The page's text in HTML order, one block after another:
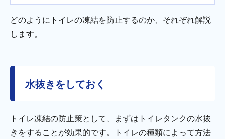
どのようにトイレの凍結を防止するのか、それぞれ解説
します。
水抜きをしておく
トイレ凍結の防止策として、まずはトイレタンクの水抜
きをすることが効果的です。トイレの種類によって方法